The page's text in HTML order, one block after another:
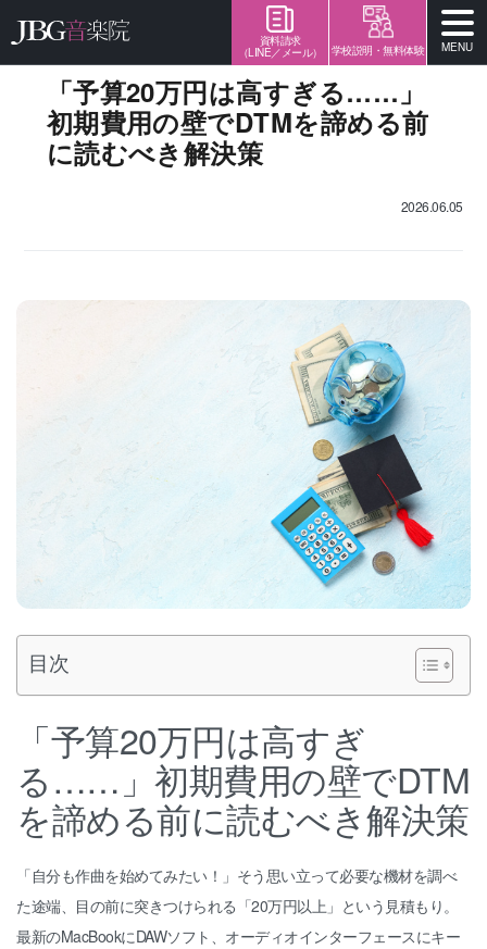
資料請求
（LINE／メール） 学校説明・無料体験 MENU
「予算20万円は高すぎる……」
初期費用の壁でDTMを諦める前
に読むべき解決策
2026.06.05
目次
「予算20万円は高すぎ
る……」初期費用の壁でDTM
を諦める前に読むべき解決策
「自分も作曲を始めてみたい！」そう思い立って必要な機材を調べ
た途端、目の前に突きつけられる「20万円以上」という見積もり。
最新のMacBookにDAWソフト、オーディオインターフェースにキー